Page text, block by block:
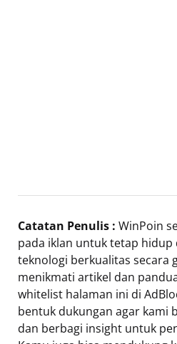
Catatan Penulis : WinPoin
pada iklan untuk tetap
teknologi berkualitas secara
menikmati artikel dan
whitelist halaman ini di
bentuk dukungan agar kami
dan berbagi insight untuk